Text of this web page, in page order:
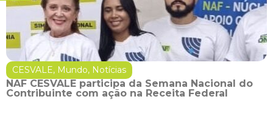
CESVALE, Mundo, Notícias
NAF CESVALE participa da Semana Nacional do
Contribuinte com ação na Receita Federal